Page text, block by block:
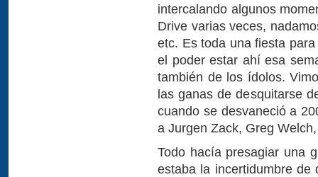
intercalando algunos
Drive varias veces,
etc. Es toda una fiesta
el poder estar ahí esa
también de los ídolos.
las ganas de desquitarse
cuando se desvaneció a
a Jurgen Zack, Greg
Todo hacía presagiar una
estaba la incertidumbre